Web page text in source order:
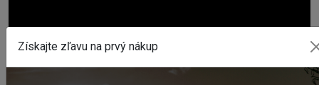
Získajte zľavu na prvý nákup